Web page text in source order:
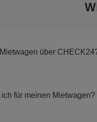
über
für meinen Mietwagen?